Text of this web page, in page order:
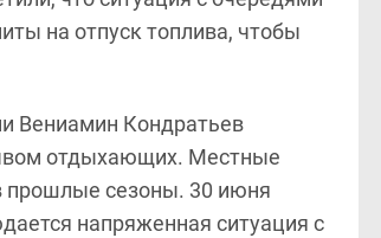
на отпуск топлива, чтобы
Вениамин Кондратьев
отдыхающих. Местные
прошлые сезоны. 30 июня
напряженная ситуация с